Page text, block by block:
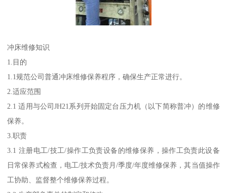
冲床维修知识
1.目的
1.1规范公司普通冲床维修保养程序，确保生产正常进行。
2.适应范围
2.1 适用与公司JH21系列开始固定台压力机（以下简称普冲）的维修
保养。
3.职责
3.1 注册电工/技工/操作工负责设备的维修保养，操作工负责此设备
日常保养式检查，电工/技术负责月/季度/年度维修保养，其当值操作
工协助、监督整个维修保养过程。